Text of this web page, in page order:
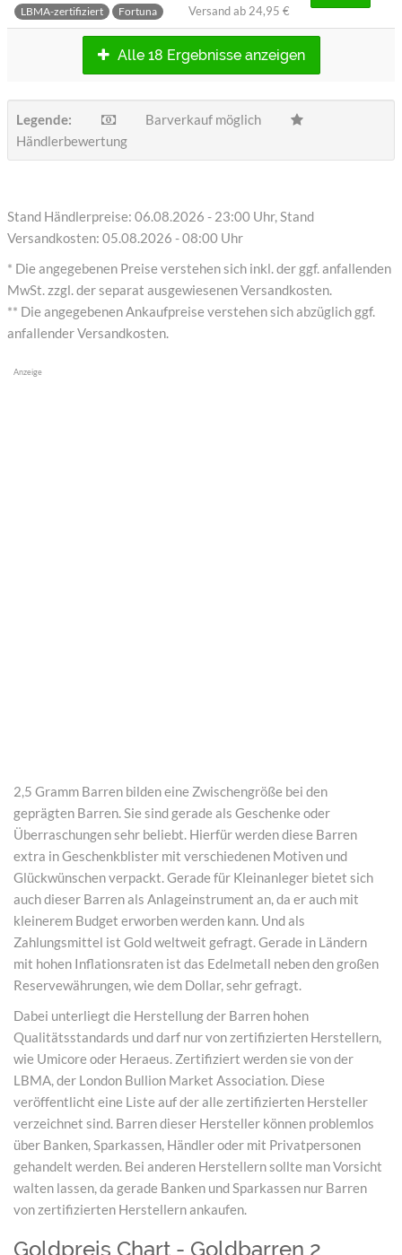
LBMA-zertifiziert Fortuna Versand ab 24,95 €
Alle 18 Ergebnisse anzeigen
Legende:
Barverkauf möglich
Händlerbewertung
Stand Händlerpreise: 06.08.2026 - 23:00 Uhr, Stand
Versandkosten: 05.08.2026 - 08:00 Uhr
* Die angegebenen Preise verstehen sich inkl. der ggf. anfallenden
MwSt. zzgl. der separat ausgewiesenen Versandkosten.
** Die angegebenen Ankaufpreise verstehen sich abzüglich ggf.
anfallender Versandkosten.
Anzeige
2,5 Gramm Barren bilden eine Zwischengröße bei den
geprägten Barren. Sie sind gerade als Geschenke oder
Überraschungen sehr beliebt. Hierfür werden diese Barren
extra in Geschenkblister mit verschiedenen Motiven und
Glückwünschen verpackt. Gerade für Kleinanleger bietet sich
auch dieser Barren als Anlageinstrument an, da er auch mit
kleinerem Budget erworben werden kann. Und als
Zahlungsmittel ist Gold weltweit gefragt. Gerade in Ländern
mit hohen Inflationsraten ist das Edelmetall neben den großen
Reservewährungen, wie dem Dollar, sehr gefragt.
Dabei unterliegt die Herstellung der Barren hohen
Qualitätsstandards und darf nur von zertifizierten Herstellern,
wie Umicore oder Heraeus. Zertifiziert werden sie von der
LBMA, der London Bullion Market Association. Diese
veröffentlicht eine Liste auf der alle zertifizierten Hersteller
verzeichnet sind. Barren dieser Hersteller können problemlos
über Banken, Sparkassen, Händler oder mit Privatpersonen
gehandelt werden. Bei anderen Herstellern sollte man Vorsicht
walten lassen, da gerade Banken und Sparkassen nur Barren
von zertifizierten Herstellern ankaufen.
Goldpreis Chart - Goldbarren 2